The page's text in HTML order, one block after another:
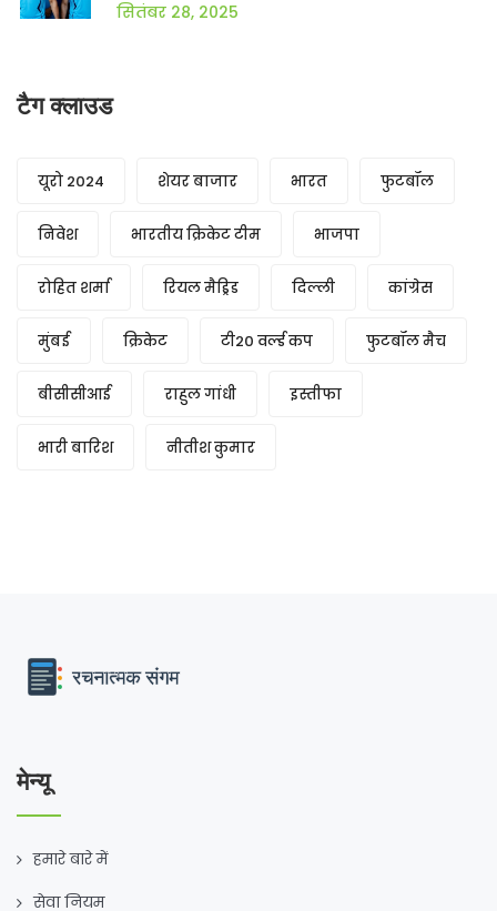
सितंबर 28, 2025
टैग क्लाउड
यूरो 2024 शेयर बाजार भारत फुटबॉल
निवेश भारतीय क्रिकेट टीम भाजपा
रोहित शर्मा रियल मैड्रिड दिल्ली कांग्रेस
मुंबई क्रिकेट टी20 वर्ल्ड कप फुटबॉल मैच
बीसीसीआई राहुल गांधी इस्तीफा
भारी बारिश नीतीश कुमार
मेन्यू
हमारे बारे में
सेवा नियम